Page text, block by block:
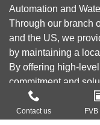
About FVB
Contact us
Automation and
Through our branch
and the US, we
by maintaining a
By offering high-
commitment and
green, our goal is to
contribute to a